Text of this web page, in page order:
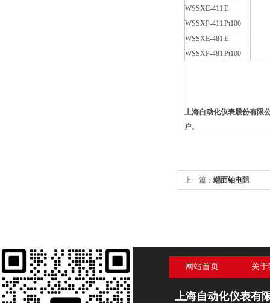
WSSXE-411 E
WSSXP-411 Pt100
WSSXE-481 E
WSSXP-481 Pt100
上海自动化仪表股份有限
户。
上一篇： 端面铂电阻
网站首页 关
上海自动化仪表有